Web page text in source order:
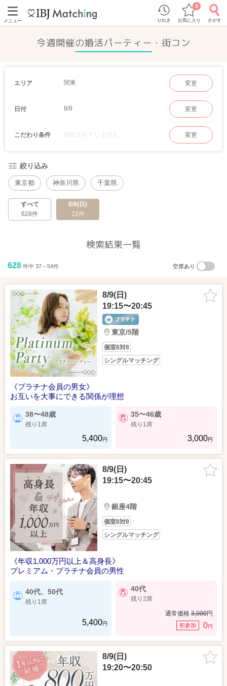
メニュー りれき お気に入り
0
さがす
今週開催の婚活パーティー・街コン
エリア 関東 変更
日付 8/9 変更
こだわり条件 指定されていません 変更
絞り込み
東京都 神奈川県 千葉県
すべて
628件
8/9(日)
22件
検索結果一覧
628 件中 37～54件 空席あり
8/9(日)
19:15〜20:45
東京/5階
個室8対8
シングルマッチング
《プラチナ会員の男女》
お互いを大事にできる関係が理想
38〜48歳
残り1席
5,400円
35〜46歳
残り1席
3,000円
8/9(日)
19:15〜20:45
銀座4階
個室8対8
シングルマッチング
《年収1,000万円以上＆高身長》
プレミアム・プラチナ会員の男性
40代、50代
残り1席
5,400円
40代
残り2席
通常価格 3,000円
初参加 0円
8/9(日)
19:20〜20:50